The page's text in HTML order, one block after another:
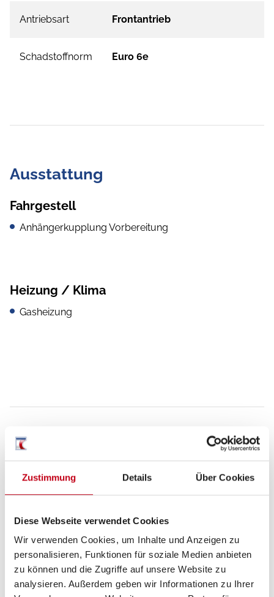
Zustimmung Details Über Cookies
Diese Webseite verwendet Cookies
Wir verwenden Cookies, um Inhalte und Anzeigen zu
personalisieren, Funktionen für soziale Medien anbieten
zu können und die Zugriffe auf unsere Website zu
analysieren. Außerdem geben wir Informationen zu Ihrer
Antriebsart Frontantrieb
Schadstoffnorm Euro 6e
Ausstattung
Fahrgestell
Anhängerkupplung Vorbereitung
Heizung / Klima
Gasheizung
Grundrissbeschreibung
Doppel-/franz. Bett ab 2 Schlafplätze
Schlafplätze 2
Anzahl der Sitze mit Gurt